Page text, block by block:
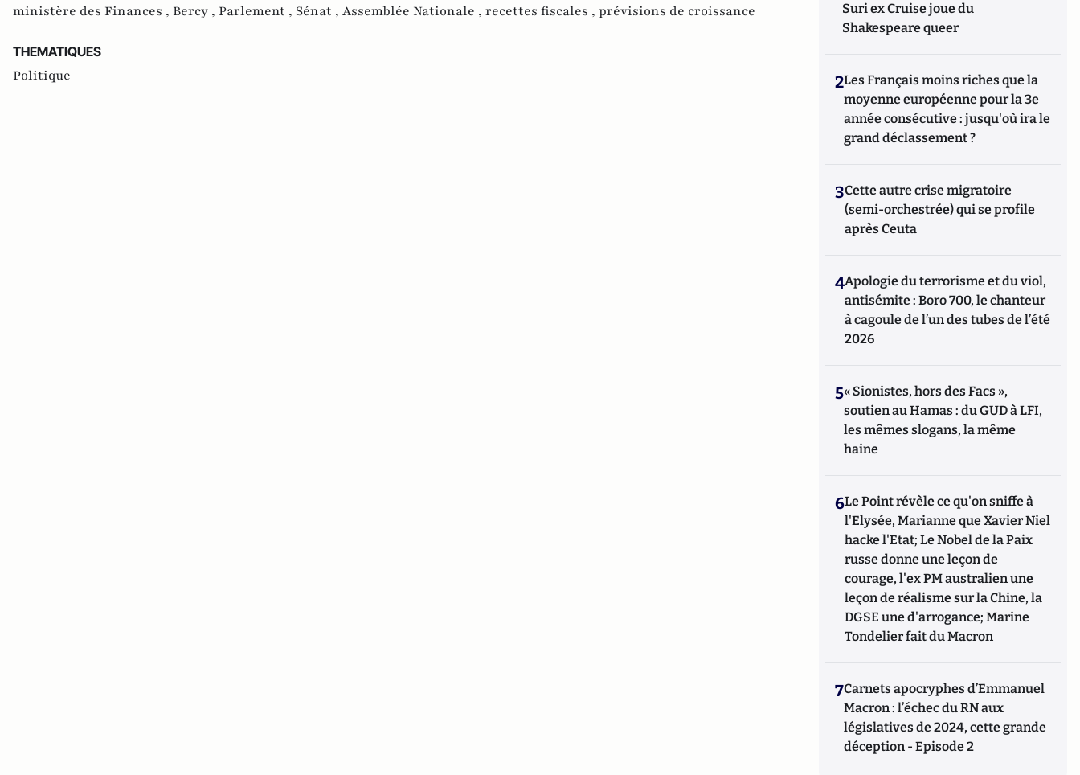
ministère des Finances , Bercy , Parlement , Sénat , Assemblée Nationale , recettes fiscales , prévisions de croissance
THEMATIQUES
Politique
Suri ex Cruise joue du
Shakespeare queer
2Les Français moins riches que la
moyenne européenne pour la 3e
année consécutive : jusqu'où ira le
grand déclassement ?
3Cette autre crise migratoire
(semi-orchestrée) qui se profile
après Ceuta
4Apologie du terrorisme et du viol,
antisémite : Boro 700, le chanteur
à cagoule de l’un des tubes de l’été
2026
5« Sionistes, hors des Facs »,
soutien au Hamas : du GUD à LFI,
les mêmes slogans, la même
haine
6Le Point révèle ce qu'on sniffe à
l'Elysée, Marianne que Xavier Niel
hacke l'Etat; Le Nobel de la Paix
russe donne une leçon de
courage, l'ex PM australien une
leçon de réalisme sur la Chine, la
DGSE une d'arrogance; Marine
Tondelier fait du Macron
7Carnets apocryphes d’Emmanuel
Macron : l’échec du RN aux
législatives de 2024, cette grande
déception - Episode 2